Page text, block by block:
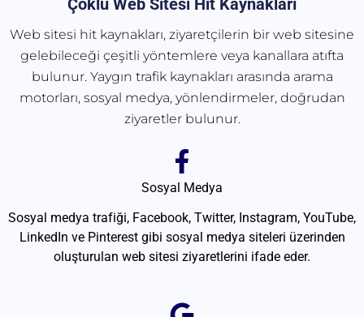
Web sitesi hit kaynakları, ziyaretçilerin bir web sitesine
gelebileceği çeşitli yöntemlere veya kanallara atıfta
bulunur. Yaygın trafik kaynakları arasında arama
motorları, sosyal medya, yönlendirmeler, doğrudan
ziyaretler bulunur.
Sosyal Medya
Sosyal medya trafiği, Facebook, Twitter, Instagram, YouTube,
LinkedIn ve Pinterest gibi sosyal medya siteleri üzerinden
oluşturulan web sitesi ziyaretlerini ifade eder.